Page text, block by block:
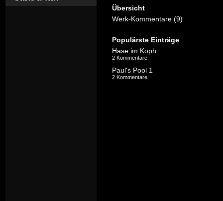
Übersicht
Werk-Kommentare (9)
Populärste Einträge
Hase im Koph
2 Kommentare
Paul's Pool 1
2 Kommentare